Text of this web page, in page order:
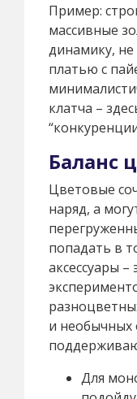
Пример:
массивные
динамику,
платью с
клатча –
Баланс
Цветовые
наряд, а
попадать в
аксессуары –
и необычных
Для